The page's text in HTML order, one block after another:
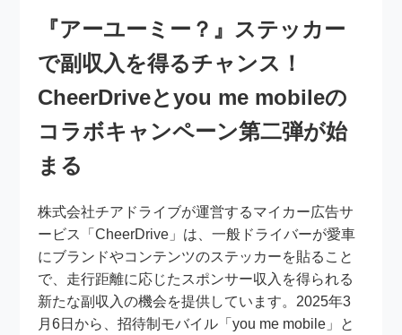
『アーユーミー？』ステッカー
で副収入を得るチャンス！
CheerDriveとyou me mobileの
コラボキャンペーン第二弾が始
まる
株式会社チアドライブが運営するマイカー広告サ
ービス「CheerDrive」は、一般ドライバーが愛車
にブランドやコンテンツのステッカーを貼ること
で、走行距離に応じたスポンサー収入を得られる
新たな副収入の機会を提供しています。2025年3
月6日から、招待制モバイル「you me mobile」と